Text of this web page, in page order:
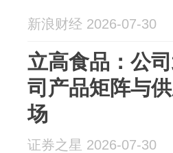
新浪财经 2026-07-30
立高食品：公
司产品矩阵与
场
证券之星 2026-07-30